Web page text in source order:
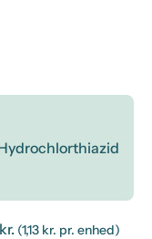
(1,13 kr. pr. enhed)